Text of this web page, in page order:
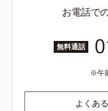
お電話で
無料通話
午
よくあ